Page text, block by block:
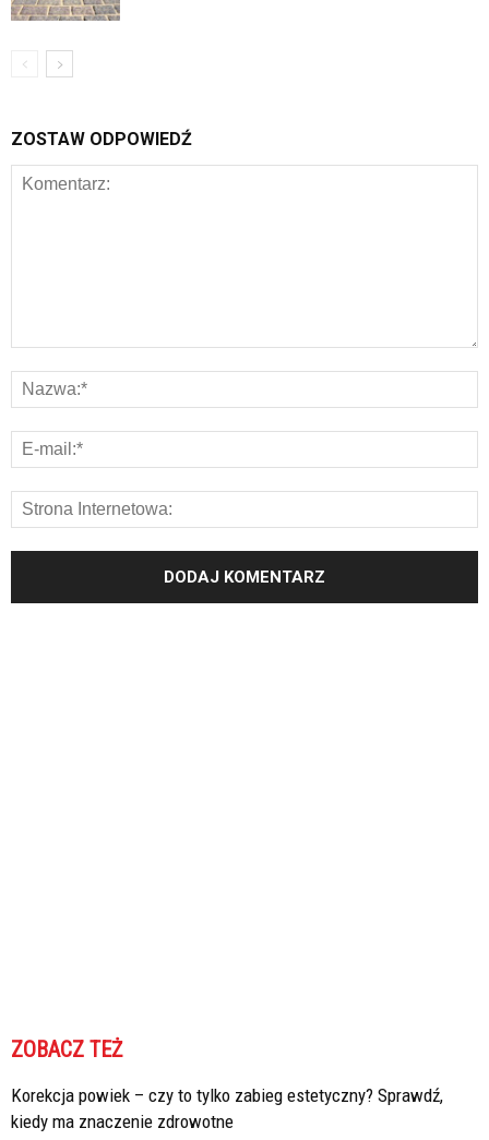
ZOSTAW ODPOWIEDŹ
ZOBACZ TEŻ
Korekcja powiek – czy to tylko zabieg estetyczny? Sprawdź,
kiedy ma znaczenie zdrowotne